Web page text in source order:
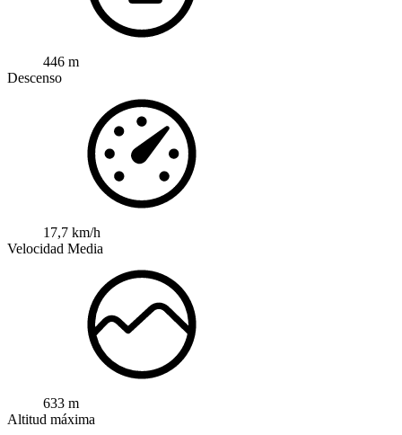
446 m
Descenso
17,7 km/h
Velocidad Media
633 m
Altitud máxima